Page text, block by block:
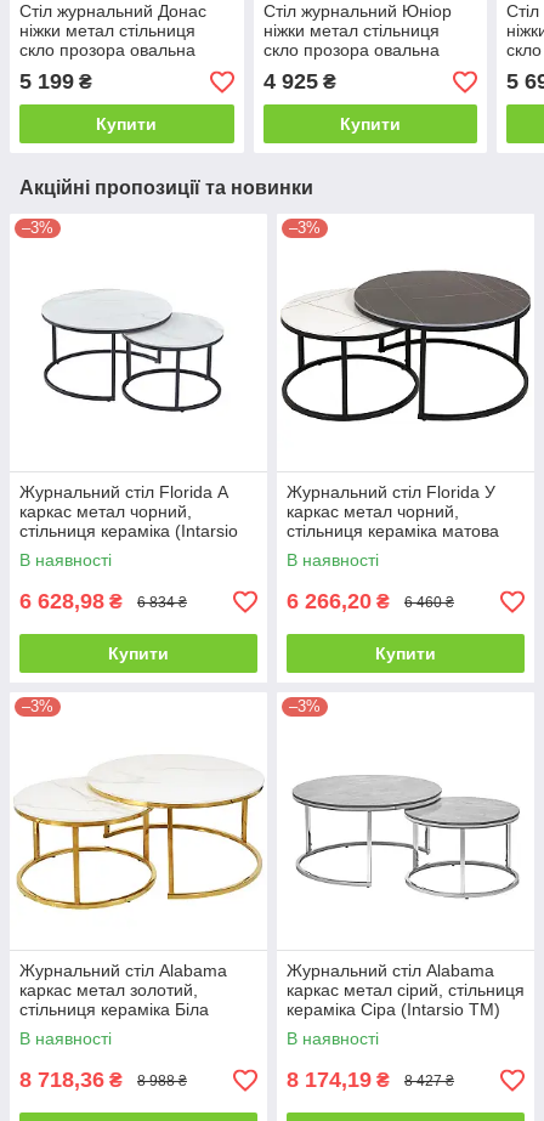
Стіл журнальний Донас
ніжки метал стільниця
скло прозора овальна
720х390х450 мм (БЦ-Стіл
TM)
5 199 ₴
Купити
Стіл журнальний Юніор
ніжки метал стільниця
скло прозора овальна
650х450х450 мм (БЦ-Стіл
TM)
4 925₴
Купити
TM)
5
Акційні пропозиції та новинки
–3%
Журнальний стіл Florida А
каркас метал чорний,
стільниця кераміка (Intarsio
TM)
В наявності
6 628,98 ₴ 6 834 ₴
Купити
–3%
Журнальний стіл Florida У
каркас метал чорний,
стільниця кераміка матова
(Intarsio TM)
В наявності
6 266,20 ₴ 6 460 ₴
Купити
–3%
Журнальний стіл Alabama
каркас метал золотий,
стільниця кераміка Біла
(Intarsio TM)
В наявності
8 718,36 ₴ 8 988 ₴
–3%
Журнальний стіл Alabama
каркас метал сірий, стільниця
кераміка Сіра (Intarsio TM)
В наявності
8 174,19 ₴ 8 427 ₴